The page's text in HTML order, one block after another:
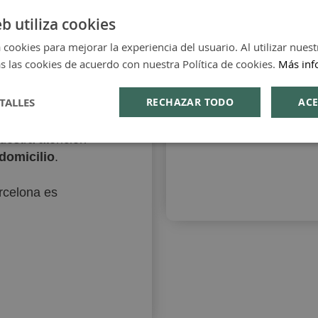
en
que
como del canal
Le
sección y
atención
.
es
Ponte en
utiliza cookies
cookies para mejorar la experiencia del usuario. Al utilizar
las cookies de acuerdo con nuestra Política de cookies. Más
RECHAZAR TODO